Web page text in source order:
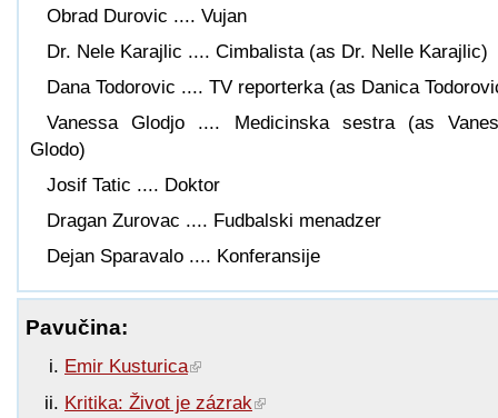
Obrad Durovic .... Vujan
Dr. Nele Karajlic .... Cimbalista (as Dr. Nelle Karajlic)
Dana Todorovic .... TV reporterka (as Danica
Vanessa Glodjo .... Medicinska sestra (as
Glodo)
Josif Tatic .... Doktor
Dragan Zurovac .... Fudbalski menadzer
Dejan Sparavalo .... Konferansije
Pavučina:
Emir Kusturica
Kritika: Život je zázrak